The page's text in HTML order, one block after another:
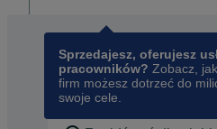
Sprzedajesz, oferujesz
pracowników? Zobacz,
firm możesz dotrzeć do
swoje cele.